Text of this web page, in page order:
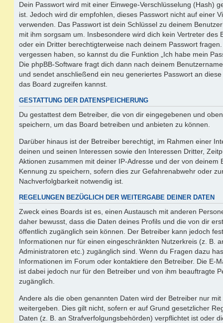
Dein Passwort wird mit einer Einwege-Verschlüsselung (Hash)
ist. Jedoch wird dir empfohlen, dieses Passwort nicht auf einer
verwenden. Das Passwort ist dein Schlüssel zu deinem
mit ihm sorgsam um. Insbesondere wird dich kein Vertreter des
oder ein Dritter berechtigterweise nach deinem Passwort
vergessen haben, so kannst du die Funktion „Ich habe mein
Die phpBB-Software fragt dich dann nach deinem
und sendet anschließend ein neu generiertes Passwort an
das Board zugreifen kannst.
GESTATTUNG DER DATENSPEICHERUNG
Du gestattest dem Betreiber, die von dir eingegebenen und
speichern, um das Board betreiben und anbieten zu können.
Darüber hinaus ist der Betreiber berechtigt, im Rahmen einer
deinen und seinen Interessen sowie den Interessen Dritter,
Aktionen zusammen mit deiner IP-Adresse und der von deinem
Kennung zu speichern, sofern dies zur Gefahrenabwehr oder
Nachverfolgbarkeit notwendig ist.
REGELUNGEN BEZÜGLICH DER WEITERGABE DEINER DATEN
Zweck eines Boards ist es, einen Austausch mit anderen
daher bewusst, dass die Daten deines Profils und die von dir
öffentlich zugänglich sein können. Der Betreiber kann jedoch
Informationen nur für einen eingeschränkten Nutzerkreis (z. B.
Administratoren etc.) zugänglich sind. Wenn du Fragen dazu
Informationen im Forum oder kontaktiere den Betreiber. Die E-
ist dabei jedoch nur für den Betreiber und von ihm beauftragte
zugänglich.
Andere als die oben genannten Daten wird der Betreiber nur
weitergeben. Dies gilt nicht, sofern er auf Grund gesetzlicher
Daten (z. B. an Strafverfolgungsbehörden) verpflichtet ist oder